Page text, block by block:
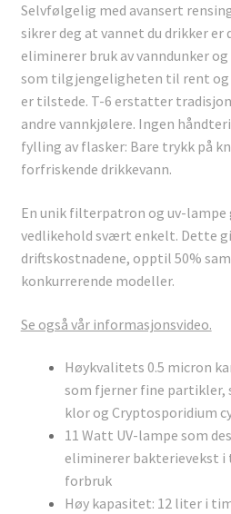
Selvfølgelig med avansert
sikrer deg at vannet du drikker er
eliminerer bruk av vanndunker
som tilgjengeligheten til rent
er tilstede. T-6 erstatter
andre vannkjølere. Ingen
fylling av flasker: Bare trykk på
forfriskende drikkevann.
En unik filterpatron og uv-lampe
vedlikehold svært enkelt. Dette
driftskostnadene, opptil 50%
konkurrerende modeller.
Se også vår informasjonsvideo.
Høykvalitets 0.5 micron
som fjerner fine partikler,
klor og Cryptosporidium
11 Watt UV-lampe som
eliminerer bakterievekst i
forbruk
Høy kapasitet: 12 liter i